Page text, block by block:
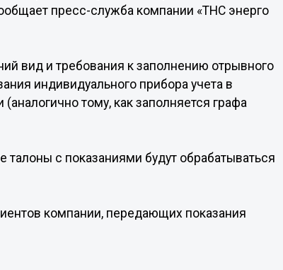
пресс-служба компании «ТНС энерго
вид и требования к заполнению отрывного
индивидуального прибора учета в
тому, как заполняется графа
талоны с показаниями будут обрабатываться
компании, передающих показания